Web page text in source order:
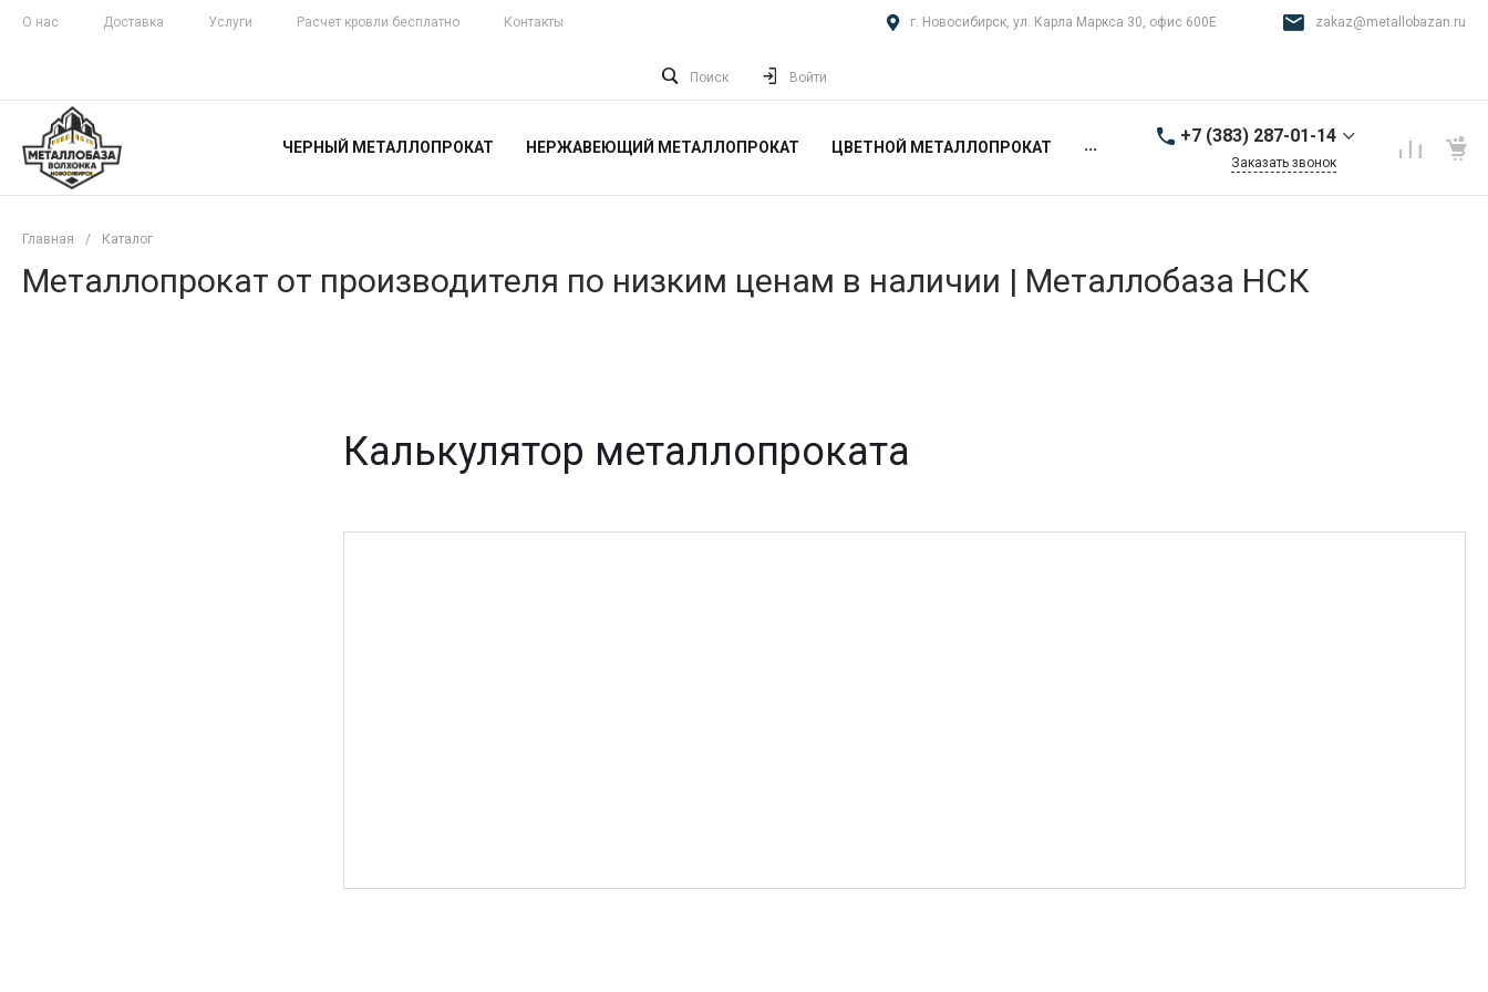
О нас Доставка Услуги Расчет кровли бесплатно Контакты г. Новосибирск, ул. Карла Маркса 30, офис 600Е zakaz@metallobazan.ru
Поиск Войти
ЧЕРНЫЙ МЕТАЛЛОПРОКАТ НЕРЖАВЕЮЩИЙ МЕТАЛЛОПРОКАТ ЦВЕТНОЙ МЕТАЛЛОПРОКАТ ... +7 (383) 287-01-14
9:00-18:00 пн-пт
Заказать звонок
Главная / Каталог
Металлопрокат от производителя по низким ценам в наличии | Металлобаза НСК
Калькулятор металлопроката